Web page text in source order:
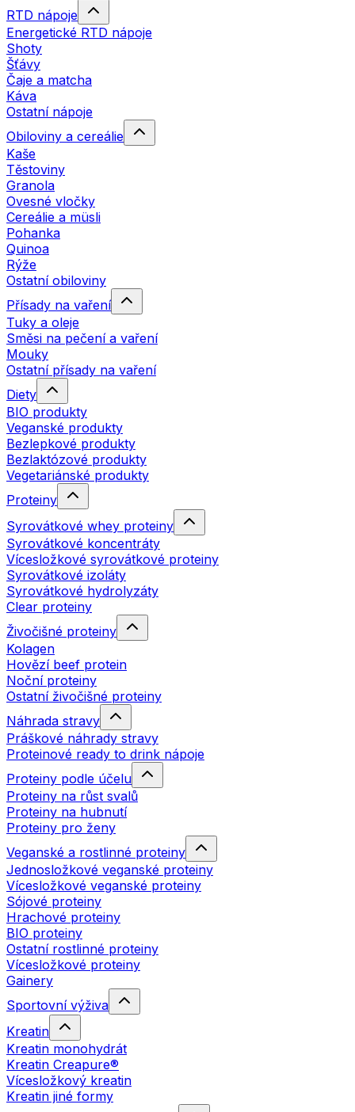
RTD nápoje
Energetické RTD nápoje
Shoty
Šťávy
Čaje a matcha
Káva
Ostatní nápoje
Obiloviny a cereálie
Kaše
Těstoviny
Granola
Ovesné vločky
Cereálie a müsli
Pohanka
Quinoa
Rýže
Ostatní obiloviny
Přísady na vaření
Tuky a oleje
Směsi na pečení a vaření
Mouky
Ostatní přísady na vaření
Diety
BIO produkty
Veganské produkty
Bezlepkové produkty
Bezlaktózové produkty
Vegetariánské produkty
Proteiny
Syrovátkové whey proteiny
Syrovátkové koncentráty
Vícesložkové syrovátkové proteiny
Syrovátkové izoláty
Syrovátkové hydrolyzáty
Clear proteiny
Živočišné proteiny
Kolagen
Hovězí beef protein
Noční proteiny
Ostatní živočišné proteiny
Náhrada stravy
Práškové náhrady stravy
Proteinové ready to drink nápoje
Proteiny podle účelu
Proteiny na růst svalů
Proteiny na hubnutí
Proteiny pro ženy
Veganské a rostlinné proteiny
Jednosložkové veganské proteiny
Vícesložkové veganské proteiny
Sójové proteiny
Hrachové proteiny
BIO proteiny
Ostatní rostlinné proteiny
Vícesložkové proteiny
Gainery
Sportovní výživa
Kreatin
Kreatin monohydrát
Kreatin Creapure®
Vícesložkový kreatin
Kreatin jiné formy